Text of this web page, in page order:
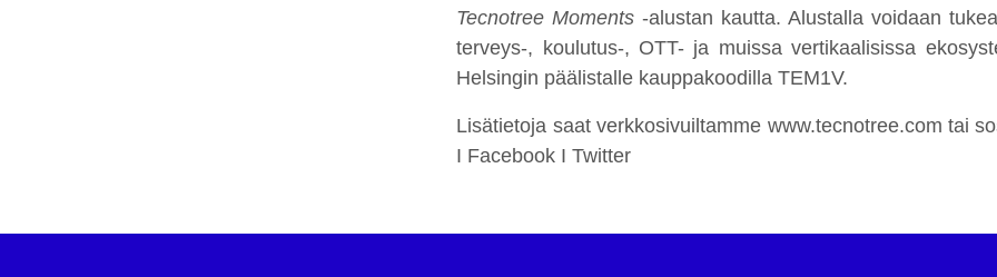
Tecnotree Moments -alustan kautta. Alustalla voidaan
terveys-, koulutus-, OTT- ja muissa vertikaalisissa
Helsingin päälistalle kauppakoodilla TEM1V.
Lisätietoja saat verkkosivuiltamme www.tecnotree.com tai
I Facebook I Twitter